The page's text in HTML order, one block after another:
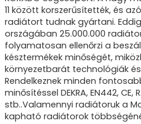
11 között korszerűsítették, és
radiátort tudnak gyártani.
országában 25.000.000
folyamatosan ellenőrzi a
késztermékek minőségét,
környezetbarát technológiák
Rendelkeznek minden
minősítéssel DEKRA, EN442,
stb..Valamennyi radiátoruk a
kapható radiátorok